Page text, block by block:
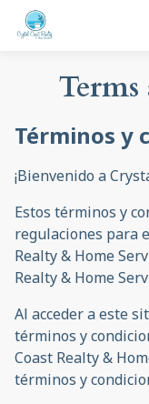
Términos y
¡Bienvenido a
Estos términos y
regulaciones para
Realty & Home
Realty & Home
Al acceder a este
términos y
Coast Realty &
términos y